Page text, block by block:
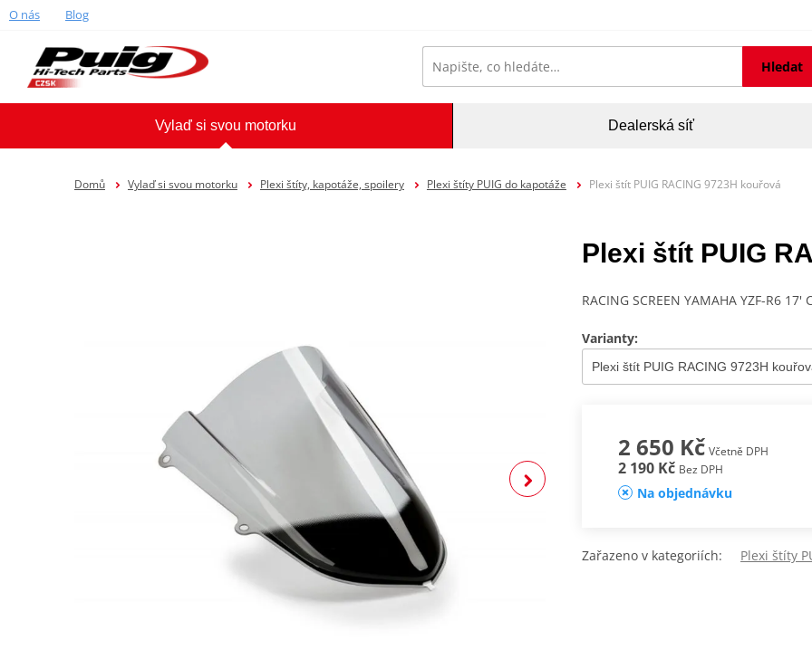
O nás Blog
Hledat
Vylaď si svou motorku Dealerská síť
Domů Vylaď si svou motorku Plexi štíty, kapotáže, spoilery Plexi štíty PUIG do kapotáže Plexi štít PUIG RACING 9723H kouřová
Plexi štít PUIG
RACING SCREEN YAMAHA YZF-R6 17'
Varianty:
2 650 Kč Včetně DPH
2 190 Kč Bez DPH
Na objednávku
Zařazeno v kategoriích: Plexi štíty